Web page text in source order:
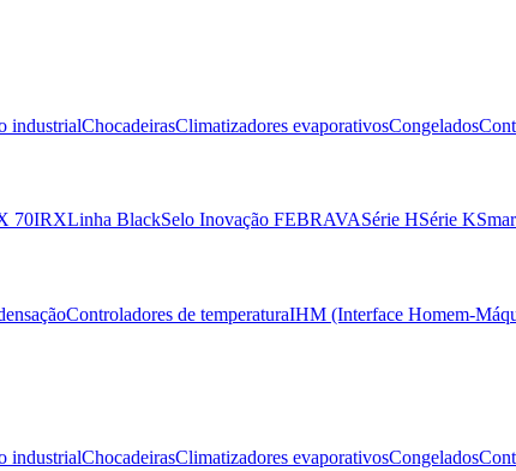
industrialChocadeirasClimatizadores evaporativosCongelados
70IRXLinha BlackSelo Inovação FEBRAVASérie HSérie K
Controladores de temperaturaIHM (Interface Homem-
industrialChocadeirasClimatizadores evaporativosCongelados